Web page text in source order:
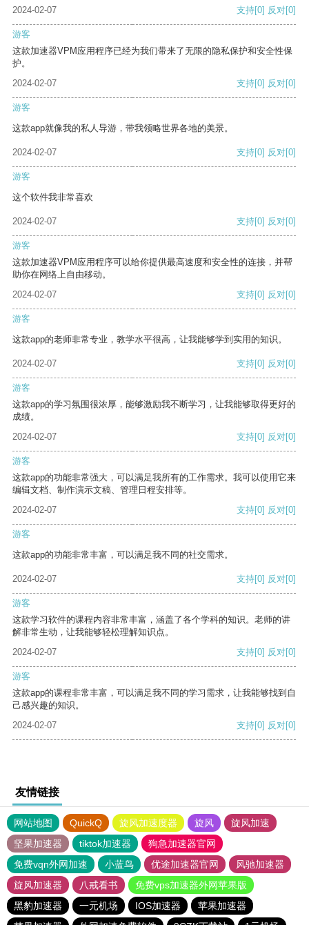
2024-02-07 支持[0] 反对[0]
游客
这款加速器VPM应用程序已经为我们带来了无限的隐私保护和安全性保
护。
2024-02-07
支持[0] 反对[0]
游客
这款app就像我的私人导游，带我领略世界各地的美景。
2024-02-07 支持[0] 反对[0]
游客
这个软件我非常喜欢
2024-02-07 支持[0] 反对[0]
游客
这款加速器VPM应用程序可以给你提供最高速度和安全性的连接，并帮
助你在网络上自由移动。
2024-02-07
支持[0] 反对[0]
游客
这款app的老师非常专业，教学水平很高，让我能够学到实用的知识。
2024-02-07 支持[0] 反对[0]
游客
这款app的学习氛围很浓厚，能够激励我不断学习，让我能够取得更好的
成绩。
2024-02-07
支持[0] 反对[0]
游客
这款app的功能非常强大，可以满足我所有的工作需求。我可以使用它来
编辑文档、制作演示文稿、管理日程安排等。
2024-02-07
支持[0] 反对[0]
游客
这款app的功能非常丰富，可以满足我不同的社交需求。
2024-02-07 支持[0] 反对[0]
游客
这款学习软件的课程内容非常丰富，涵盖了各个学科的知识。老师的讲
解非常生动，让我能够轻松理解知识点。
2024-02-07
支持[0] 反对[0]
游客
这款app的课程非常丰富，可以满足我不同的学习需求，让我能够找到自
己感兴趣的知识。
2024-02-07
支持[0] 反对[0]
友情链接
网站地图 QuickQ 旋风加速度器 旋风
旋风加速
坚果加速器
tiktok加速器
狗急加速器官网
免费vqn外网加速
小蓝鸟 优途加速器官网
风驰加速器
旋风加速器
八戒看书
免费vps加速器外网苹果版
黑豹加速器
一元机场 IOS加速器
苹果加速器